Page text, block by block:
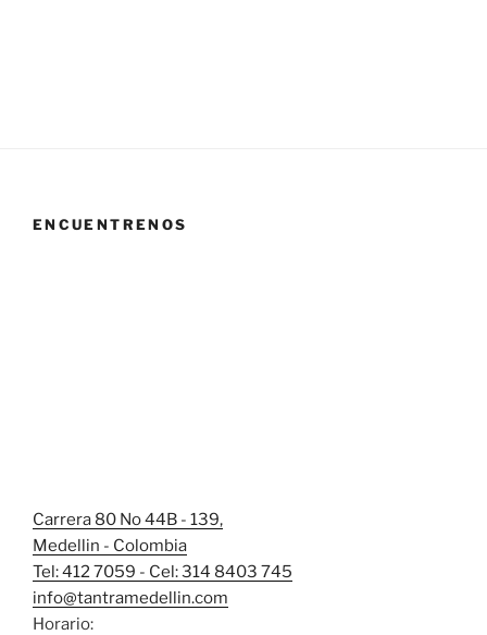
ENCUENTRENOS
Carrera 80 No 44B - 139,
Medellin - Colombia
Tel: 412 7059 - Cel: 314 8403 745
info@tantramedellin.com
Horario: